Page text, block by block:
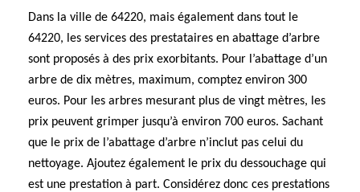
Dans la ville de 64220, mais également dans tout le
64220, les services des prestataires en abattage d’arbre
sont proposés à des prix exorbitants. Pour l’abattage d’un
arbre de dix mètres, maximum, comptez environ 300
euros. Pour les arbres mesurant plus de vingt mètres, les
prix peuvent grimper jusqu’à environ 700 euros. Sachant
que le prix de l’abattage d’arbre n’inclut pas celui du
nettoyage. Ajoutez également le prix du dessouchage qui
est une prestation à part. Considérez donc ces prestations